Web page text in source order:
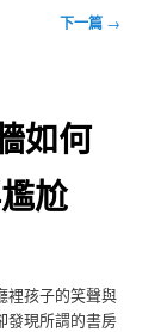
下一篇 →
如何
尬
裡孩子的笑聲與
發現所謂的書房